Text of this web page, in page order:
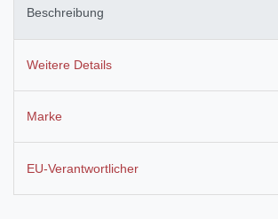
Beschreibung
Weitere Details
Marke
EU-Verantwortlicher